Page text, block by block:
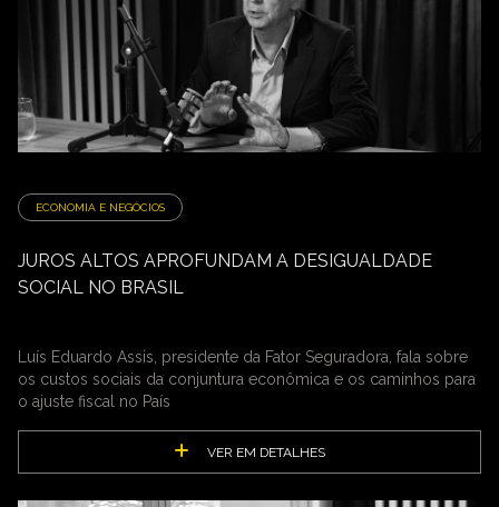
ECONOMIA E NEGÓCIOS
JUROS ALTOS APROFUNDAM A DESIGUALDADE
SOCIAL NO BRASIL
Luís Eduardo Assis, presidente da Fator Seguradora, fala sobre
os custos sociais da conjuntura econômica e os caminhos para
o ajuste fiscal no País
VER EM DETALHES